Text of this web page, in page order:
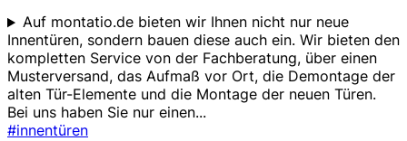
Auf montatio.de bieten wir Ihnen nicht nur neue
Innentüren, sondern bauen diese auch ein. Wir bieten den
kompletten Service von der Fachberatung, über einen
Musterversand, das Aufmaß vor Ort, die Demontage der
alten Tür-Elemente und die Montage der neuen Türen.
Bei uns haben Sie nur einen...
#innentüren